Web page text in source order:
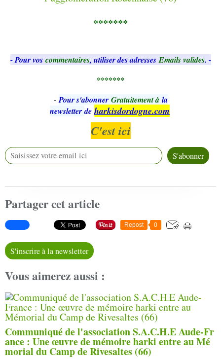
*******
- Pour vos commentaires, utiliser des adressesEmails valides. -
*******
- Pour s'abonner Gratuitement à la
newsletter de harkisdordogne.com
C'est ici
Partager cet article
Repost 0
S'inscrire à la newsletter
Vous aimerez aussi :
Communiqué de l'association S.A.C.H.E Aude-Fr
ance : Une œuvre de mémoire harki entre au Mé
morial du Camp de Rivesaltes (66)